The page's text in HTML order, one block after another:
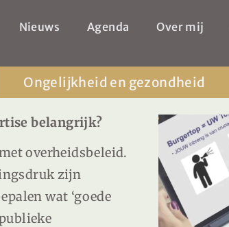
Nieuws Agenda Over mij
Ongelijkheid en gezondheid
belangrijk?
overheidsbeleid.
zijn
wat ‘goede